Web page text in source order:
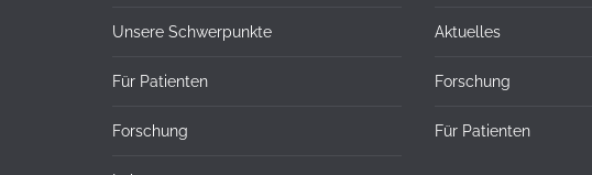
Unsere Schwerpunkte
Für Patienten
Forschung
Aktuelles
Forschung
Für Patienten